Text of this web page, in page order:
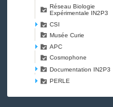
Réseau Biologie
Expérimentale IN2P3
CSI
Musée Curie
APC
Cosmophone
Documentation IN2P3
PERLE